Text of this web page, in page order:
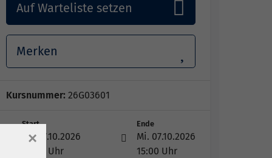
Auf Warteliste setzen
Merken
Kursnummer: 26G03601
Start
Mi. 07.10.2026
09:00 Uhr
Ende
Mi. 07.10.2026
15:00 Uhr
×